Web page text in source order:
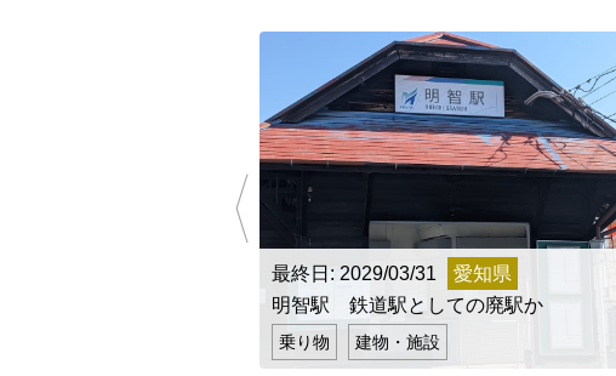
福岡県
最終日: 2029/03/31
愛知県
明智駅 鉄道駅としての廃駅か
乗り物 建物・施設